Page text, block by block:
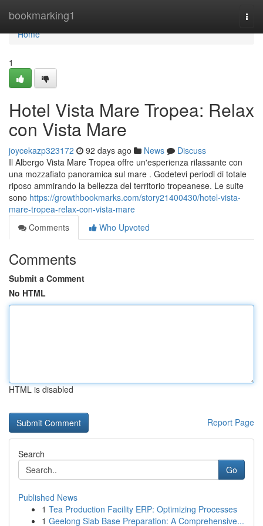
bookmarking1
Home
Home
1
Hotel Vista Mare Tropea: Relax
con Vista Mare
joycekazp323172 92 days ago News
Discuss
Il Albergo Vista Mare Tropea offre un'esperienza rilassante con
una mozzafiato panoramica sul mare . Godetevi periodi di totale
riposo ammirando la bellezza del territorio tropeanese. Le suite
sono https://growthbookmarks.com/story21400430/hotel-vista-
mare-tropea-relax-con-vista-mare
Comments
Who Upvoted
Comments
Submit a Comment
No HTML
HTML is disabled
Report Page
Search
Go
Published News
1 Tea Production Facility ERP: Optimizing Processes
1 Geelong Slab Base Preparation: A Comprehensive...